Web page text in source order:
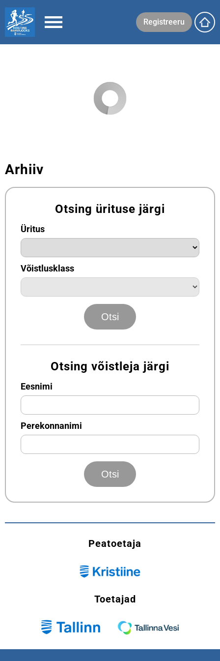
Registreeru
Arhiiv
Otsing ürituse järgi
Üritus
Võistlusklass
Otsing võistleja järgi
Eesnimi
Perekonnanimi
Peatoetaja
Toetajad